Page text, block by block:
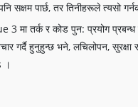
सक्षम पार्छ, तर तिनीहरूले त्यसो
मा तर्क र कोड पुन: प्रयोग
गर्दै हुनुहुन्छ भने, लचिलोपन,
।